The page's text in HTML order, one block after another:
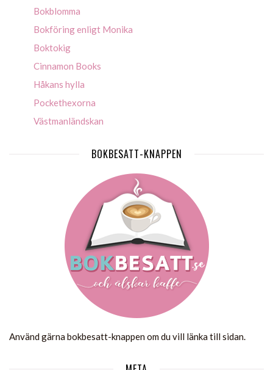
Bokblomma
Bokföring enligt Monika
Boktokig
Cinnamon Books
Håkans hylla
Pockethexorna
Västmanländskan
BOKBESATT-KNAPPEN
Använd gärna bokbesatt-knappen om du vill länka till sidan.